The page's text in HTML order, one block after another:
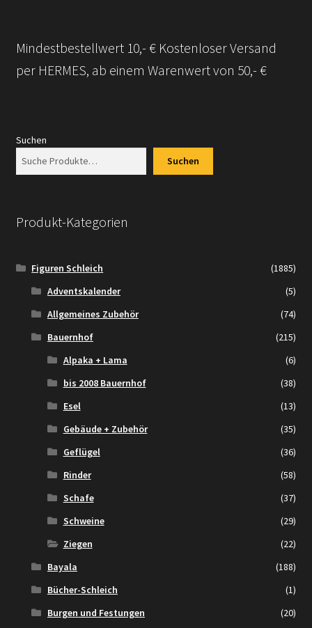
Mindestbestellwert 10,- € Kostenloser Versand
per HERMES, ab einem Warenwert von 50,- €
Suchen
Suchen
Produkt-Kategorien
Figuren Schleich
(1885)
Adventskalender
(5)
Allgemeines Zubehör
(74)
Bauernhof
(215)
Alpaka + Lama
(6)
bis 2008 Bauernhof
(38)
Esel
(13)
Gebäude + Zubehör
(35)
Geflügel
(36)
Rinder
(58)
Schafe
(37)
Schweine
(29)
Ziegen
(22)
Bayala
(188)
Bücher-Schleich
(1)
Burgen und Festungen
(20)